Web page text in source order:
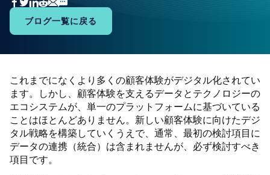
業種
会社
ブログ一覧に戻る
これまでになくより多くの顧客体験がデジタル化されてい
ます。しかし、顧客体験を支えるデータとテクノロジーの
エコシステムが、単一のプラットフォームに基づいている
ことはほとんどありません。新しい顧客体験に向けたデジ
タル戦略を構築していくうえで、通常、最初の検討項目に
データの連携（統合）は含まれませんが、必ず検討すべき
項目です。